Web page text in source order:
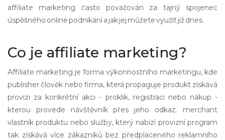
affiliate marketing často považován za tajný spojenec
úspěšného online podnikání a jak jej můžete využít již dnes.
Co je affiliate marketing?
Affiliate marketing je forma výkonnostního marketingu, kde
publisherčlověk nebo firma, která propaguje produktzískává
provizi za konkrétní akci - proklik, registraci nebo nákup -
kterou provede návštěvník přes jeho odkaz. merchant
vlastník produktu nebo služby, který nabízí provizní program
tak získává více zákazníků bez předplaceného reklamního